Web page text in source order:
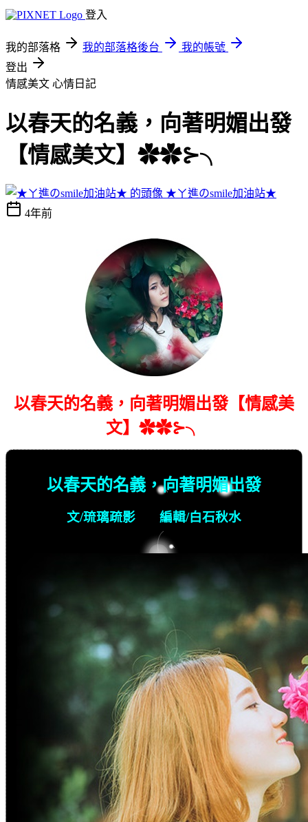
登入
我的部落格 我的部落格後台
我的帳號
登出
情感美文 心情日記
以春天的名義，向著明媚出發
【情感美文】✿✿⊱╮
★ㄚ進のsmile加油站★
4年前
以春天的名義，向著明媚出發【情感美
文】✿✿⊱╮
以春天的名義，向著明媚出發
文/琉璃疏影 編輯/白石秋水